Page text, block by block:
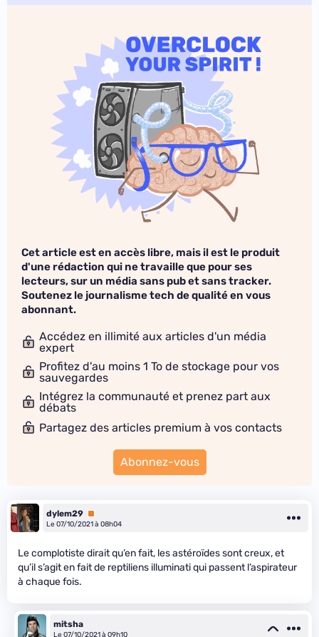
Cet article est en accès libre, mais il est le produit
d'une rédaction qui ne travaille que pour ses
lecteurs, sur un média sans pub et sans tracker.
Soutenez le journalisme tech de qualité en vous
abonnant.
Accédez en illimité aux articles d'un média
expert
Profitez d'au moins 1 To de stockage pour vos
sauvegardes
Intégrez la communauté et prenez part aux
débats
Partagez des articles premium à vos contacts
Abonnez-vous
dylem29 Premium
Le 07/10/2021 à 08h04
Le complotiste dirait qu’en fait, les astéroïdes sont creux, et
qu’il s’agit en fait de reptiliens illuminati qui passent l’aspirateur
à chaque fois.
mitsha
Le 07/10/2021 à 09h10